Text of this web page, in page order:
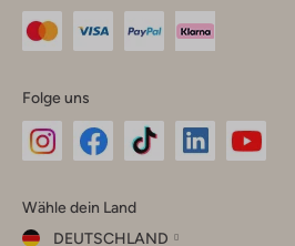
Folge uns
Instagram
Facebook
TikTok
Wähle dein Land
DEUTSCHLAND